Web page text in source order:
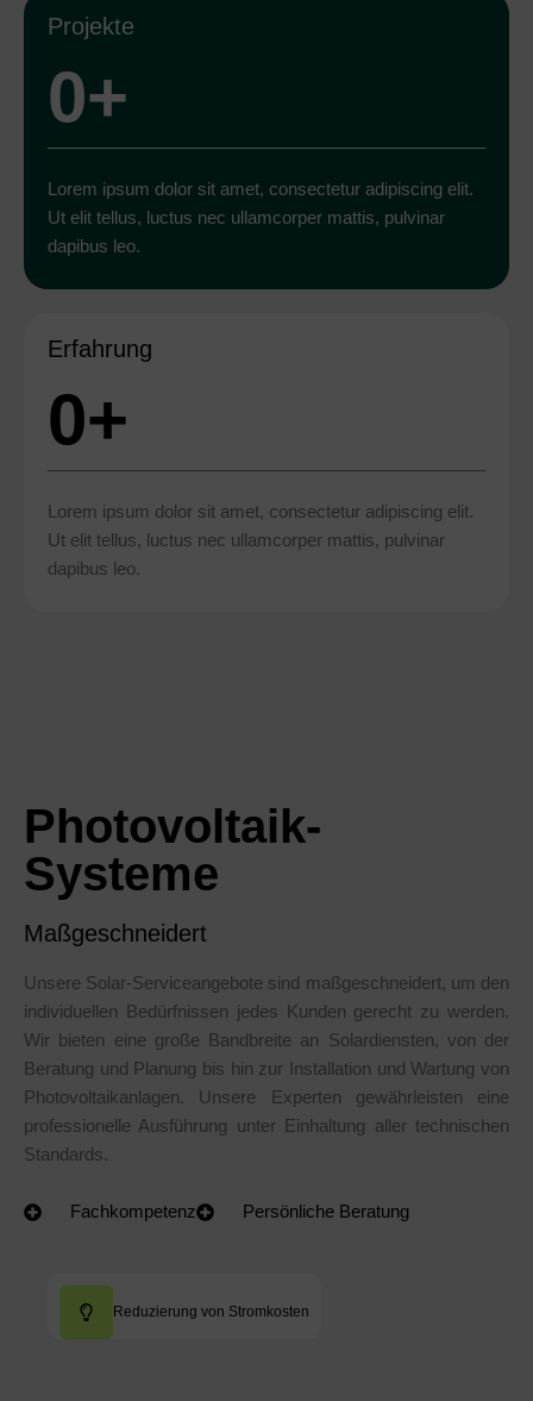
Erfahrung
0+
Lorem ipsum dolor sit amet, consectetur adipiscing elit.
Ut elit tellus, luctus nec ullamcorper mattis, pulvinar
dapibus leo.
Projekte
0+
Lorem ipsum dolor sit amet, consectetur adipiscing elit.
Ut elit tellus, luctus nec ullamcorper mattis, pulvinar
dapibus leo.
Reduzierung von Stromkosten
Photovoltaik-
Systeme
Maßgeschneidert
Unsere Solar-Serviceangebote sind maßgeschneidert, um den
individuellen Bedürfnissen jedes Kunden gerecht zu werden.
Wir bieten eine große Bandbreite an Solardiensten, von der
Beratung und Planung bis hin zur Installation und Wartung von
Photovoltaikanlagen. Unsere Experten gewährleisten eine
professionelle Ausführung unter Einhaltung aller technischen
Standards.
Fachkompetenz Persönliche Beratung